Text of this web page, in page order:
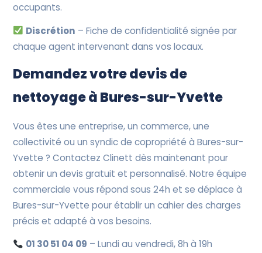
occupants.
Discrétion – Fiche de confidentialité signée par
chaque agent intervenant dans vos locaux.
Demandez votre devis de
nettoyage à Bures-sur-Yvette
Vous êtes une entreprise, un commerce, une
collectivité ou un syndic de copropriété à Bures-sur-
Yvette ? Contactez Clinett dès maintenant pour
obtenir un devis gratuit et personnalisé. Notre équipe
commerciale vous répond sous 24h et se déplace à
Bures-sur-Yvette pour établir un cahier des charges
précis et adapté à vos besoins.
01 30 51 04 09 – Lundi au vendredi, 8h à 19h